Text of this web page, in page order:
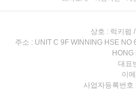
상호 : 럭키펌
주소 : UNIT C 9F WINNING HSE NO
HONG
대표
이
사업자등록번